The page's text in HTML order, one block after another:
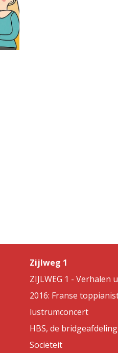
Zijlweg 1
ZIJLWEG 1 - Verhalen
2016: Franse
lustrumconcert
HBS, de
Sociëteit